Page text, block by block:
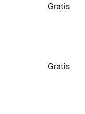
Gratis
Gratis